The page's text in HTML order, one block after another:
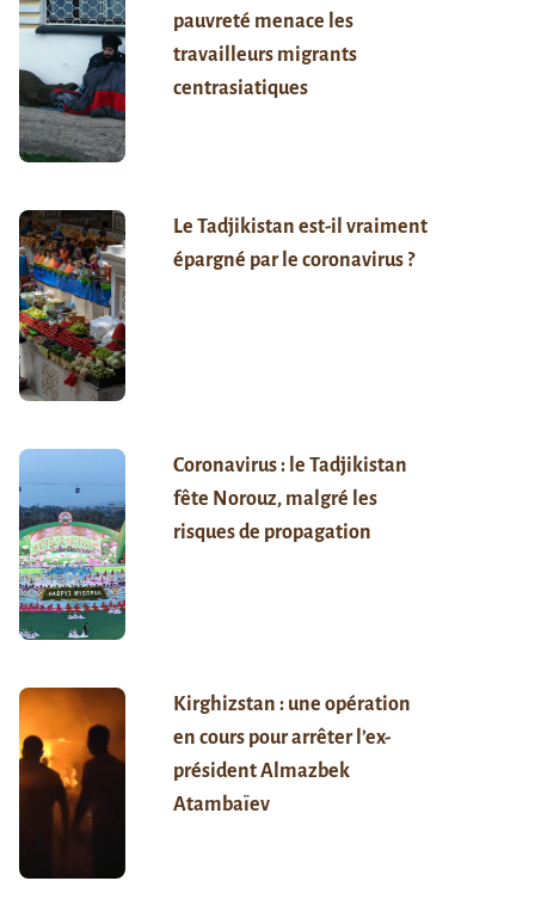
pauvreté menace les
travailleurs migrants
centrasiatiques
Le Tadjikistan est-il vraiment
épargné par le coronavirus ?
Coronavirus : le Tadjikistan
fête Norouz, malgré les
risques de propagation
Kirghizstan : une opération
en cours pour arrêter l’ex-
président Almazbek
Atambaïev